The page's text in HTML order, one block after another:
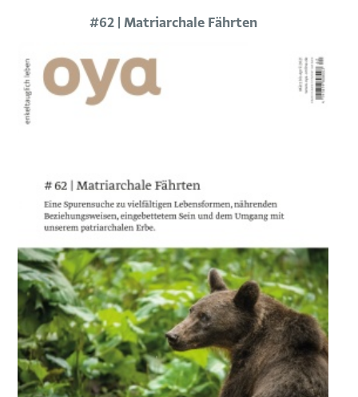
#62 | Matriarchale Fährten